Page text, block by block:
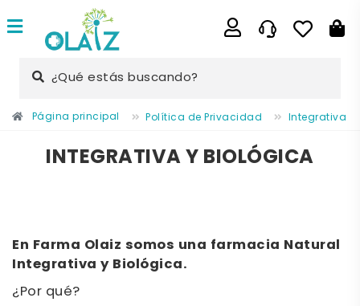
¿Qué estás buscando?
Página principal Política de Privacidad Integrativa y
INTEGRATIVA Y BIOLÓGICA
En Farma Olaiz somos una farmacia Natural
Integrativa y Biológica.
¿Por qué?